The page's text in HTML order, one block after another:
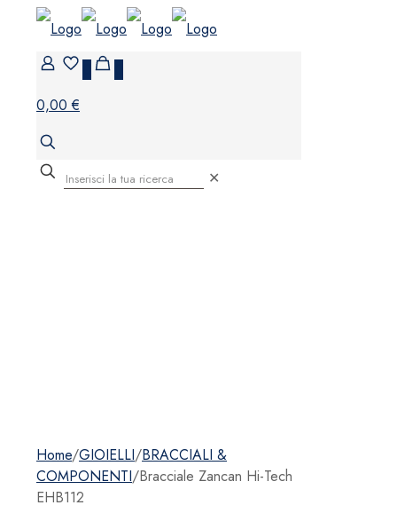
0,00 €
✕
Home/GIOIELLI/BRACCIALI &
COMPONENTI/Bracciale Zancan Hi-Tech
EHB112